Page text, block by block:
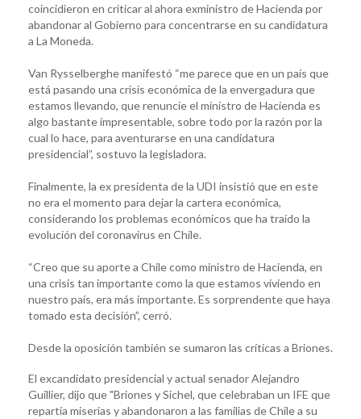
coincidieron en criticar al ahora exministro de Hacienda por
abandonar al Gobierno para concentrarse en su candidatura
a La Moneda.
Van Rysselberghe manifestó “me parece que en un país que
está pasando una crisis económica de la envergadura que
estamos llevando, que renuncie el ministro de Hacienda es
algo bastante impresentable, sobre todo por la razón por la
cual lo hace, para aventurarse en una candidatura
presidencial”, sostuvo la legisladora.
Finalmente, la ex presidenta de la UDI insistió que en este
no era el momento para dejar la cartera económica,
considerando los problemas económicos que ha traído la
evolución del coronavirus en Chile.
“Creo que su aporte a Chile como ministro de Hacienda, en
una crisis tan importante como la que estamos viviendo en
nuestro país, era más importante. Es sorprendente que haya
tomado esta decisión”, cerró.
Desde la oposición también se sumaron las críticas a Briones.
El excandidato presidencial y actual senador Alejandro
Guillier, dijo que "Briones y Sichel, que celebraban un IFE que
repartía miserias y abandonaron a las familias de Chile a su